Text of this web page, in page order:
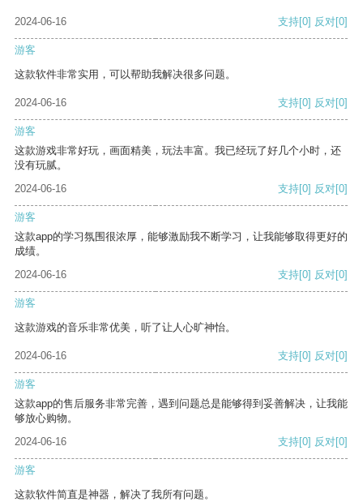
2024-06-16 支持[0] 反对[0]
游客
这款软件非常实用，可以帮助我解决很多问题。
2024-06-16 支持[0] 反对[0]
游客
这款游戏非常好玩，画面精美，玩法丰富。我已经玩了好几个小时，还
没有玩腻。
2024-06-16
支持[0] 反对[0]
游客
这款app的学习氛围很浓厚，能够激励我不断学习，让我能够取得更好的
成绩。
2024-06-16
支持[0] 反对[0]
游客
这款游戏的音乐非常优美，听了让人心旷神怡。
2024-06-16 支持[0] 反对[0]
游客
这款app的售后服务非常完善，遇到问题总是能够得到妥善解决，让我能
够放心购物。
2024-06-16
支持[0] 反对[0]
游客
这款软件简直是神器，解决了我所有问题。